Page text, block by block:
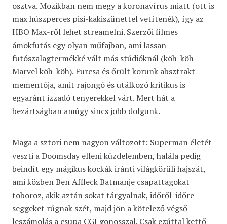
osztva. Mozikban nem megy a koronavírus miatt (ott is
max húszperces pisi-kakiszünettel vetítenék), így az
HBO Max-ről lehet streamelni. Szerzői filmes
ámokfutás egy olyan műfajban, ami lassan
futószalagtermékké vált más stúdióknál (köh-köh
Marvel köh-köh). Furcsa és őrült korunk absztrakt
mementója, amit rajongó és utálkozó kritikus is
egyaránt izzadó tenyerekkel várt. Mert hát a
bezártságban amúgy sincs jobb dolgunk.
Maga a sztori nem nagyon változott: Superman életét
veszti a Doomsday elleni küzdelemben, halála pedig
beindít egy mágikus kockák iránti világkörüli hajszát,
ami közben Ben Affleck Batmanje csapattagokat
toboroz, akik aztán sokat tárgyalnak, időről-időre
seggeket rúgnak szét, majd jön a kötelező végső
leszámolás a csupa CGI gonosszal. Csak ezúttal kettő